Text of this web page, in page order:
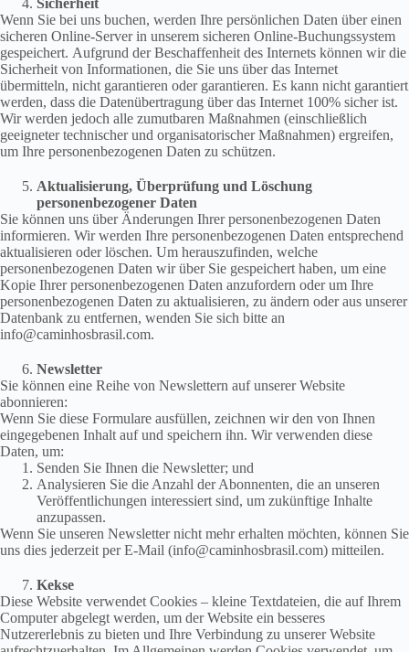
Sicherheit
Wenn Sie bei uns buchen, werden Ihre persönlichen Daten über einen
sicheren Online-Server in unserem sicheren Online-Buchungssystem
gespeichert. Aufgrund der Beschaffenheit des Internets können wir die
Sicherheit von Informationen, die Sie uns über das Internet
übermitteln, nicht garantieren oder garantieren. Es kann nicht garantiert
werden, dass die Datenübertragung über das Internet 100% sicher ist.
Wir werden jedoch alle zumutbaren Maßnahmen (einschließlich
geeigneter technischer und organisatorischer Maßnahmen) ergreifen,
um Ihre personenbezogenen Daten zu schützen.
Aktualisierung, Überprüfung und Löschung
personenbezogener Daten
Sie können uns über Änderungen Ihrer personenbezogenen Daten
informieren. Wir werden Ihre personenbezogenen Daten entsprechend
aktualisieren oder löschen. Um herauszufinden, welche
personenbezogenen Daten wir über Sie gespeichert haben, um eine
Kopie Ihrer personenbezogenen Daten anzufordern oder um Ihre
personenbezogenen Daten zu aktualisieren, zu ändern oder aus unserer
Datenbank zu entfernen, wenden Sie sich bitte an
info@caminhosbrasil.com.
Newsletter
Sie können eine Reihe von Newslettern auf unserer Website
abonnieren:
Wenn Sie diese Formulare ausfüllen, zeichnen wir den von Ihnen
eingegebenen Inhalt auf und speichern ihn. Wir verwenden diese
Daten, um:
Senden Sie Ihnen die Newsletter; und
Analysieren Sie die Anzahl der Abonnenten, die an unseren
Veröffentlichungen interessiert sind, um zukünftige Inhalte
anzupassen.
Wenn Sie unseren Newsletter nicht mehr erhalten möchten, können Sie
uns dies jederzeit per E-Mail (info@caminhosbrasil.com) mitteilen.
Kekse
Diese Website verwendet Cookies – kleine Textdateien, die auf Ihrem
Computer abgelegt werden, um der Website ein besseres
Nutzererlebnis zu bieten und Ihre Verbindung zu unserer Website